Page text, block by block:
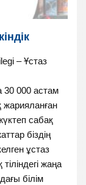
– Ұстаз
30 000 астам
сабақ
біздің
ұстаз
жаңа
білім